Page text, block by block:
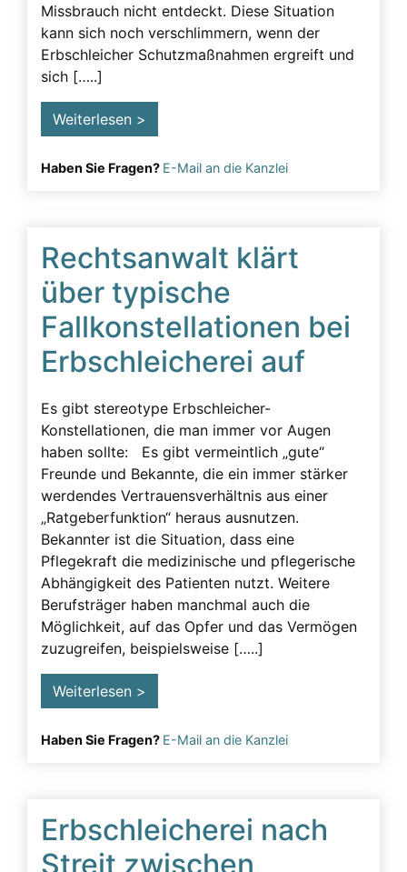
Missbrauch nicht entdeckt. Diese Situation
kann sich noch verschlimmern, wenn der
Erbschleicher Schutzmaßnahmen ergreift und
sich […..]
Weiterlesen >
Haben Sie Fragen? E-Mail an die Kanzlei
Rechtsanwalt klärt
über typische
Fallkonstellationen bei
Erbschleicherei auf
Es gibt stereotype Erbschleicher-
Konstellationen, die man immer vor Augen
haben sollte: Es gibt vermeintlich „gute“
Freunde und Bekannte, die ein immer stärker
werdendes Vertrauensverhältnis aus einer
„Ratgeberfunktion“ heraus ausnutzen.
Bekannter ist die Situation, dass eine
Pflegekraft die medizinische und pflegerische
Abhängigkeit des Patienten nutzt. Weitere
Berufsträger haben manchmal auch die
Möglichkeit, auf das Opfer und das Vermögen
zuzugreifen, beispielsweise […..]
Weiterlesen >
Haben Sie Fragen? E-Mail an die Kanzlei
Erbschleicherei nach
Streit zwischen
Schenkungen
Straftaten
Testament
Testamentsänderung erschweren
Urkundenfälschung
Vorgehen
Vorsorgevollmacht